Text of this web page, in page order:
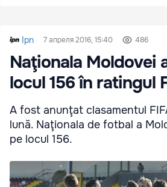
Ipn 7 апреля 2016, 15:40 486
Naţionala Moldovei
locul 156 în ratingul
A fost anunţat clasamentul
lună. Naţionala de fotbal a
pe locul 156.